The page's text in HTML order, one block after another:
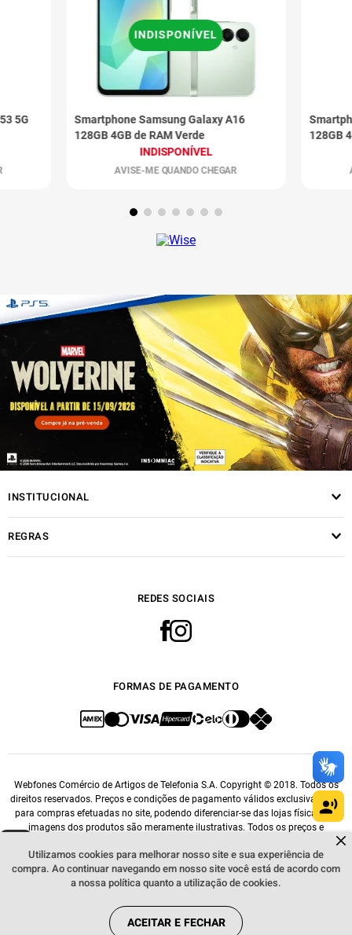
Fale comigo
clicando aqui
5G
Smartphone Samsung Galaxy A16
128GB 4GB de RAM Verde
INDISPONÍVEL
AVISE-ME QUANDO CHEGAR
INDISPONÍVEL
128GB
Utilizamos cookies para melhorar nosso site e sua experiência de
compra. Ao continuar navegando em nosso site você está de acordo com
a nossa política quanto a utilização de cookies.
ACEITAR E FECHAR
INSTITUCIONAL
REGRAS
REDES SOCIAIS
FORMAS DE PAGAMENTO
Webfones Comércio de Artigos de Telefonia S.A. Copyright © 2018. Todos os
direitos reservados. Preços e condições de pagamento válidos exclusivamente
para compras efetuadas no site, podendo diferenciar-se das lojas físicas. As
imagens dos produtos são meramente ilustrativas. Todos os preços e
14.548.476/0001-76.